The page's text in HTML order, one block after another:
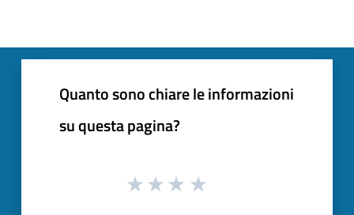
Quanto sono chiare le informazioni
su questa pagina?